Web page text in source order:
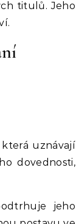
titulů. Jeho
uznávají
dovednosti,
jeho